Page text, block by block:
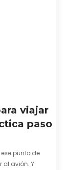
viajar
paso
punto de
al avión. Y